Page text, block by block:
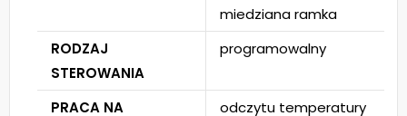
miedziana ramka
RODZAJ
STEROWANIA
programowalny
PRACA NA
odczytu temperatury